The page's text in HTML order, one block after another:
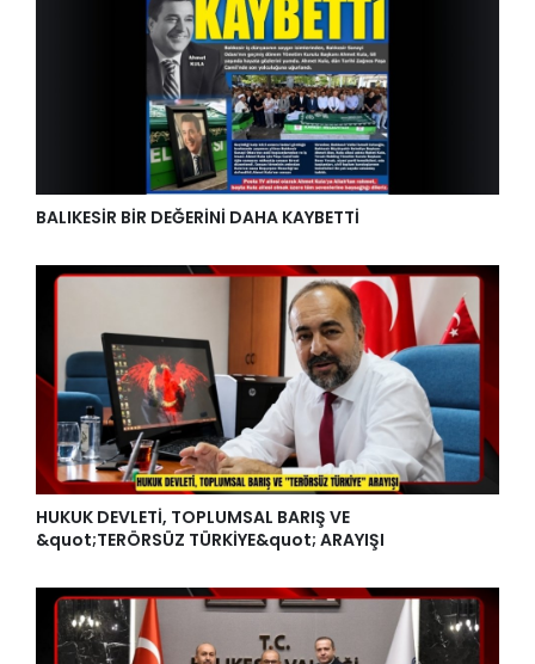
BALIKESİR BİR DEĞERİNİ DAHA KAYBETTİ
HUKUK DEVLETİ, TOPLUMSAL BARIŞ VE
&quot;TERÖRSÜZ TÜRKİYE&quot; ARAYIŞI